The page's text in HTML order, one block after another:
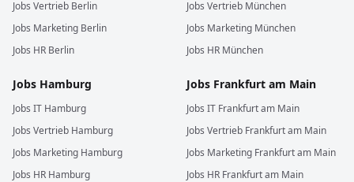
Jobs Vertrieb Berlin
Jobs Marketing Berlin
Jobs HR Berlin
Jobs Vertrieb München
Jobs Marketing München
Jobs HR München
Jobs Hamburg
Jobs IT Hamburg
Jobs Vertrieb Hamburg
Jobs Marketing Hamburg
Jobs HR Hamburg
Jobs Frankfurt am Main
Jobs IT Frankfurt am Main
Jobs Vertrieb Frankfurt am Main
Jobs Marketing Frankfurt am Main
Jobs HR Frankfurt am Main